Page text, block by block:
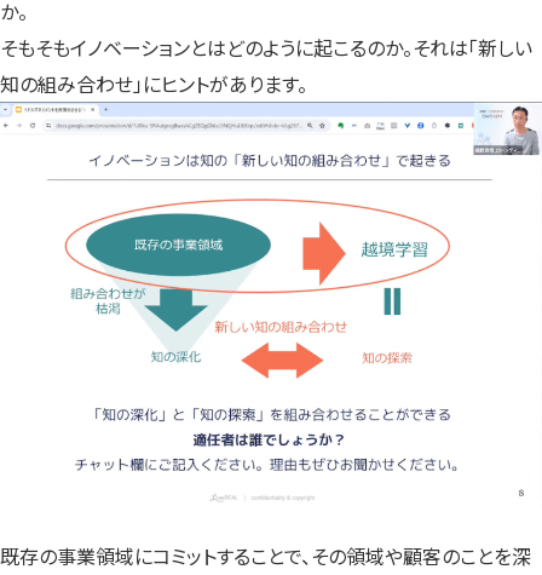
か。
そもそもイノベーションとはどのように起こるのか。それは「新しい
知の組み合わせ」にヒントがあります。
既存の事業領域にコミットすることで、その領域や顧客のことを深